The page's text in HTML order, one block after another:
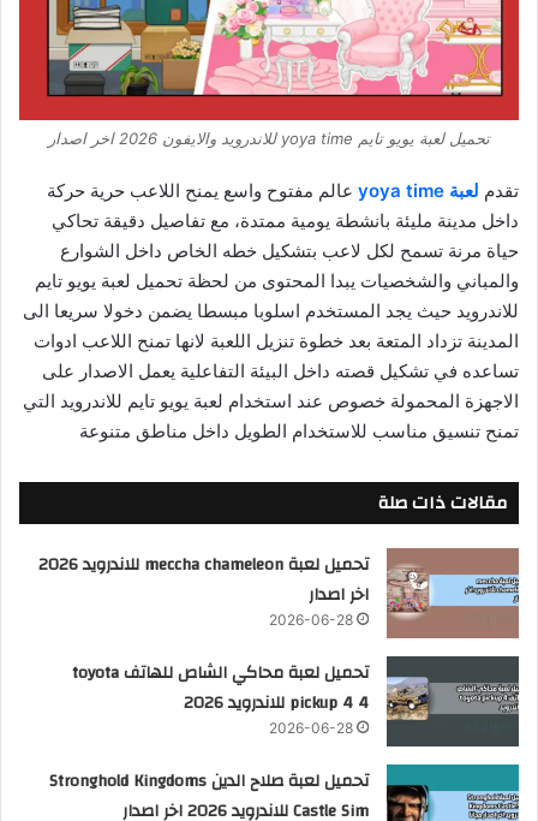
تحميل لعبة يويو تايم yoya time للاندرويد والايفون 2026 اخر اصدار
تقدم لعبة yoya time
عالم مفتوح واسع يمنح اللاعب حرية حركة
داخل مدينة مليئة بانشطة يومية ممتدة، مع تفاصيل دقيقة تحاكي
حياة مرنة تسمح لكل لاعب بتشكيل خطه الخاص داخل الشوارع
والمباني والشخصيات يبدا المحتوى من لحظة تحميل لعبة يويو تايم
للاندرويد حيث يجد المستخدم اسلوبا مبسطا يضمن دخولا سريعا الى
المدينة تزداد المتعة بعد خطوة تنزيل اللعبة لانها تمنح اللاعب ادوات
تساعده في تشكيل قصته داخل البيئة التفاعلية يعمل الاصدار على
الاجهزة المحمولة خصوص عند استخدام لعبة يويو تايم للاندرويد التي
تمنح تنسيق مناسب للاستخدام الطويل داخل مناطق متنوعة
مقالات ذات صلة
تحميل لعبة meccha chameleon للاندرويد 2026
اخر اصدار
2026-06-28
تحميل لعبة محاكي الشاص للهاتف toyota
pickup 4 4 للاندرويد 2026
2026-06-28
تحميل لعبة صلاح الدين Stronghold Kingdoms
Castle Sim للاندرويد 2026 اخر اصدار